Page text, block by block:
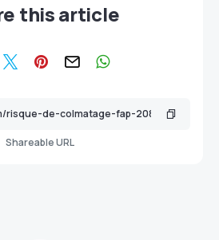
this article
Shareable URL